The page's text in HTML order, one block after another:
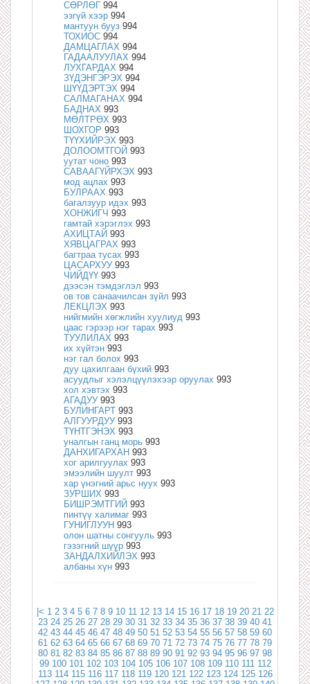
СӨРЛӨГ 994
эзгүй хээр 994
мантуун бууз 994
ТОХИОС 994
ДАМЦАГЛАХ 994
ГАДААЛУУЛАХ 994
ЛУХГАРДАХ 994
ЗҮДЭНГЭРЭХ 994
ШҮҮДЭРТЭХ 994
САЛМАГАНАХ 994
БАДНАХ 993
МӨЛТРӨХ 993
ШОХГОР 993
ТҮҮХИЙРЭХ 993
ДОЛООМТГОЙ 993
уутат чоно 993
САВААГҮЙРХЭХ 993
мод ацлах 993
БУЛРААХ 993
багалзуур идэх 993
ХОНЖИГЧ 993
гамтай хэрэглэх 993
АХИЦТАЙ 993
ХЯВЦАГРАХ 993
багтраа тусах 993
ЦАСАРХУУ 993
ЧИЙДҮҮ 993
дээсэн тэмдэглэл 993
ов тов санаачилсан зүйл 993
ЛЕКЦЛЭХ 993
нийгмийн хөгжлийн хуулиуд 993
цаас гэрээр нэг тарах 993
ТУУЛИЛАХ 993
их хүйтэн 993
нэг гал болох 993
дуу цахилгаан бүхий 993
асуудлыг хэлэлцүүлэхээр оруулах 993
хол хэвтэх 993
АГАДУУ 993
БУЛИНГАРТ 993
АЛГУУРДУУ 993
ТҮНТГЭНЭХ 993
уналгын ганц морь 993
ДАНХИГАРХАН 993
хог арилгуулах 993
эмээлийн шуулт 993
хар үнэгний арьс нуух 993
ЗУРШИХ 993
БИШРЭМТГИЙ 993
пинтүү халимаг 993
ГУНИГЛУУН 993
олон шатны сонгууль 993
гэзэгний шүүр 993
ЗАНДАЛХИЙЛЭХ 993
албаны хүн 993
|< 1 2 3 4 5 6 7 8 9 10 11 12 13 14 15 16 17 18 19 20 21 22
23 24 25 26 27 28 29 30 31 32 33 34 35 36 37 38 39 40 41
42 43 44 45 46 47 48 49 50 51 52 53 54 55 56 57 58 59 60
61 62 63 64 65 66 67 68 69 70 71 72 73 74 75 76 77 78 79
80 81 82 83 84 85 86 87 88 89 90 91 92 93 94 95 96 97 98
99 100 101 102 103 104 105 106 107 108 109 110 111 112
113 114 115 116 117 118 119 120 121 122 123 124 125 126